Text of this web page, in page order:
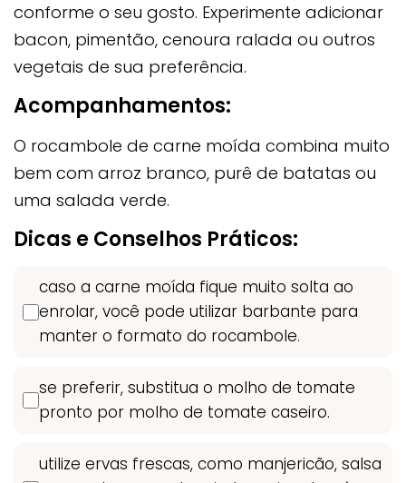
conforme o seu gosto. Experimente adicionar
bacon, pimentão, cenoura ralada ou outros
vegetais de sua preferência.
Acompanhamentos:
O rocambole de carne moída combina muito
bem com arroz branco, purê de batatas ou
uma salada verde.
Dicas e Conselhos Práticos:
caso a carne moída fique muito solta ao
enrolar, você pode utilizar barbante para
manter o formato do rocambole.
se preferir, substitua o molho de tomate
pronto por molho de tomate caseiro.
utilize ervas frescas, como manjericão, salsa